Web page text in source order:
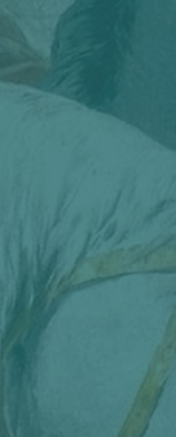
Die
per E-
14.
Mit
Ihre